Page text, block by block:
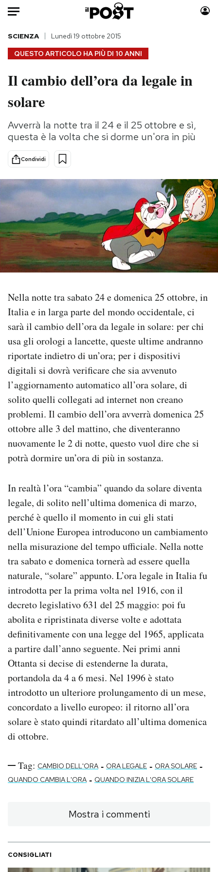
Auto
HOME
Italia
Politica
Tecnologia
Internet
Scienza
Cultura
Economia
Sport
Moda
Storie/Idee
Ok Boomer!
Altrecose
Mondiali calcio 2026
PODCAST
NEWSLETTER
I MIEI PREFERITI
CALENDARIO
AREA PERSONALE
Area Personale
Newsletter
Notifiche mobile
Regala il Post
QUESTO ARTICOLO HA PIÙ DI 10 ANNI
SCIENZA Lunedì 19 ottobre 2015
Il cambio dell’ora da legale in
solare
Avverrà la notte tra il 24 e il 25 ottobre e sì,
questa è la volta che si dorme un'ora in più
Condividi
Nella notte tra sabato 24 e domenica 25 ottobre, in
Italia e in larga parte del mondo occidentale, ci
sarà il cambio dell’ora da legale in solare: per chi
usa gli orologi a lancette, queste ultime andranno
riportate indietro di un’ora; per i dispositivi
digitali si dovrà verificare che sia avvenuto
l’aggiornamento automatico all’ora solare, di
solito quelli collegati ad internet non creano
problemi. Il cambio dell’ora avverrà domenica 25
ottobre alle 3 del mattino, che diventeranno
nuovamente le 2 di notte, questo vuol dire che si
potrà dormire un’ora di più in sostanza.
In realtà l’ora “cambia” quando da solare diventa
legale, di solito nell’ultima domenica di marzo,
perché è quello il momento in cui gli stati
dell’Unione Europea introducono un cambiamento
nella misurazione del tempo ufficiale. Nella notte
tra sabato e domenica tornerà ad essere quella
naturale, “solare” appunto. L’ora legale in Italia fu
introdotta per la prima volta nel 1916, con il
decreto legislativo 631 del 25 maggio: poi fu
abolita e ripristinata diverse volte e adottata
definitivamente con una legge del 1965, applicata
a partire dall’anno seguente. Nei primi anni
Ottanta si decise di estenderne la durata,
portandola da 4 a 6 mesi. Nel 1996 è stato
introdotto un ulteriore prolungamento di un mese,
concordato a livello europeo: il ritorno all’ora
solare è stato quindi ritardato all’ultima domenica
di ottobre.
Tag: CAMBIO DELL'ORA - ORA LEGALE - ORA SOLARE -
QUANDO CAMBIA L'ORA - QUANDO INIZIA L'ORA SOLARE
Mostra i commenti
CONSIGLIATI